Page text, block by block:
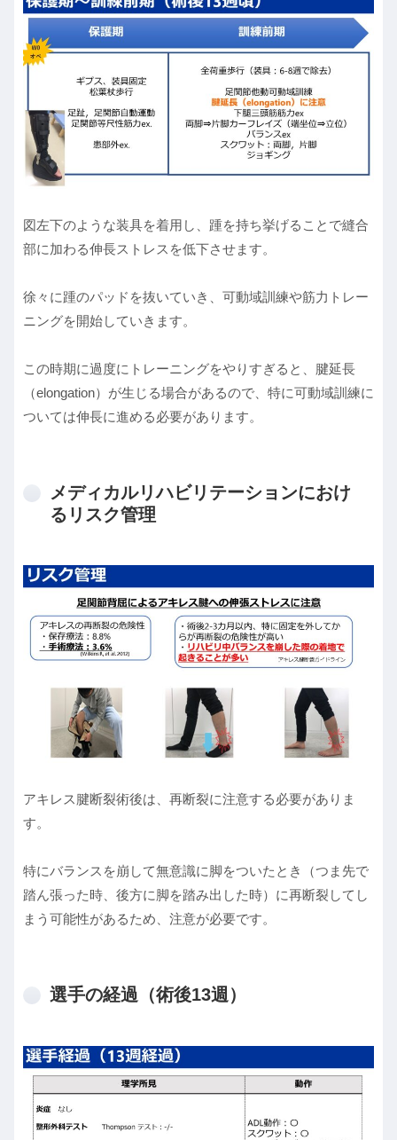
図左下のような装具を着用し、踵を持ち挙げることで縫合
部に加わる伸長ストレスを低下させます。
徐々に踵のパッドを抜いていき、可動域訓練や筋力トレー
ニングを開始していきます。
この時期に過度にトレーニングをやりすぎると、腱延長
（elongation）が生じる場合があるので、特に可動域訓練に
ついては伸長に進める必要があります。
メディカルリハビリテーションにおけ
るリスク管理
アキレス腱断裂術後は、再断裂に注意する必要がありま
す。
特にバランスを崩して無意識に脚をついたとき（つま先で
踏ん張った時、後方に脚を踏み出した時）に再断裂してし
まう可能性があるため、注意が必要です。
選手の経過（術後13週）